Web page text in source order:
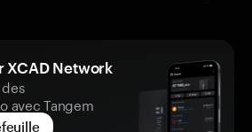
XCAD Network
avec Tangem